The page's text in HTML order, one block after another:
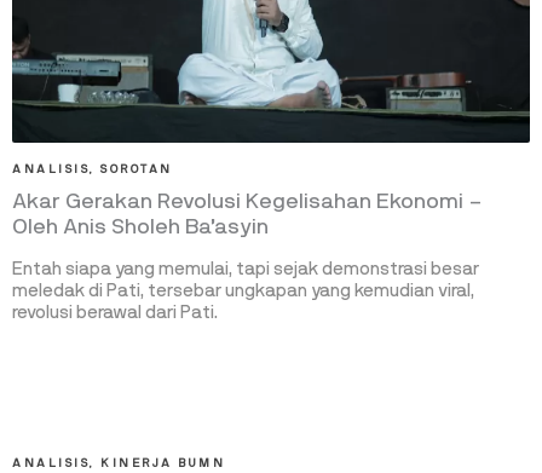
ANALISIS, SOROTAN
Akar Gerakan Revolusi Kegelisahan Ekonomi –
Oleh Anis Sholeh Ba’asyin
Entah siapa yang memulai, tapi sejak demonstrasi besar
meledak di Pati, tersebar ungkapan yang kemudian viral,
revolusi berawal dari Pati.
ANALISIS, KINERJA BUMN